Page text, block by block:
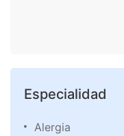
Especialidad
Alergia